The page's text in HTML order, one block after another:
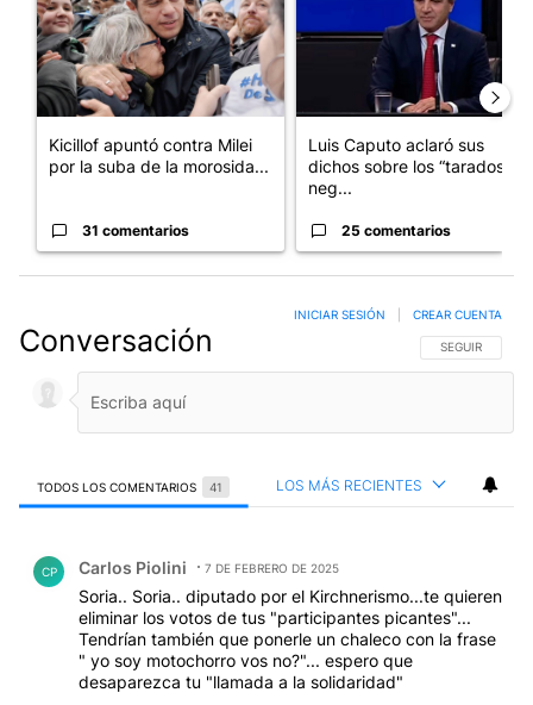
Kicillof apuntó contra Milei
por la suba de la morosida...
31 comentarios
Luis Caputo aclaró sus
dichos sobre los “tarados” y
neg...
25 comentarios
Conversación SIGA ESTA
SEGUIR
INICIAR SESIÓN CREAR CUENTA
TODOS LOS COMENTARIOS 41 LOS MÁS RECIENTES
CP Carlos Piolini 7 DE FEBRERO DE 2025
Soria.. Soria.. diputado por el Kirchnerismo...te quieren
eliminar los votos de tus "participantes picantes"...
Tendrían también que ponerle un chaleco con la frase
" yo soy motochorro vos no?"... espero que
desaparezca tu "llamada a la solidaridad"